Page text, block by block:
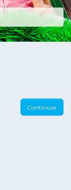
Continuar